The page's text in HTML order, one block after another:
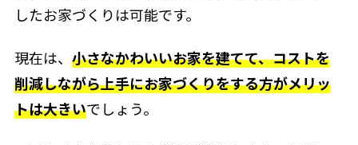
したお家づくりは可能です。
現在は、 小さなかわいいお家を建てて、コストを
削減しながら上手にお家づくりをする方がメリッ
トは大きいでしょう。